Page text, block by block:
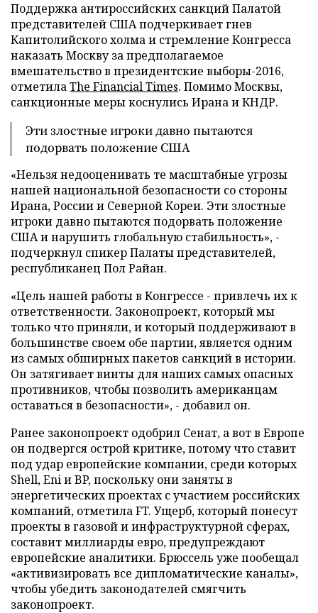
Поддержка антироссийских санкций Палатой
представителей США подчеркивает гнев
Капитолийского холма и стремление Конгресса
наказать Москву за предполагаемое
вмешательство в президентские выборы-2016,
отметилаThe Financial Times. Помимо Москвы,
санкционные меры коснулись Ирана и КНДР.
Эти злостные игроки давно пытаются
подорвать положение США
«Нельзя недооценивать те масштабные угрозы
нашей национальной безопасности со стороны
Ирана, России и Северной Кореи. Эти злостные
игроки давно пытаются подорвать положение
США и нарушить глобальную стабильность», -
подчеркнул спикер Палаты представителей,
республиканец Пол Райан.
«Цель нашей работы в Конгрессе - привлечь их к
ответственности. Законопроект, который мы
только что приняли, и который поддерживают в
большинстве своем обе партии, является одним
из самых обширных пакетов санкций в истории.
Он затягивает винты для наших самых опасных
противников, чтобы позволить американцам
оставаться в безопасности», - добавил он.
Ранее законопроект одобрил Сенат, а вот в Европе
он подвергся острой критике, потому что ставит
под удар европейские компании, среди которых
Shell, Eni и BP, поскольку они заняты в
энергетических проектах с участием российских
компаний, отметила FT. Ущерб, который понесут
проекты в газовой и инфраструктурной сферах,
составит миллиарды евро, предупреждают
европейские аналитики. Брюссель уже пообещал
«активизировать все дипломатические каналы»,
чтобы убедить законодателей смягчить
законопроект.